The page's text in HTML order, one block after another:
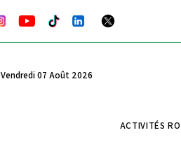
Vendredi 07 Août 2026
ACTIVITÉS